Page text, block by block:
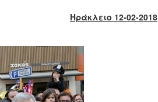
Ηράκλειο 12-02-2018